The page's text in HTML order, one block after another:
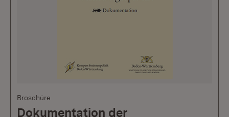
Broschüre
Dokumentation der